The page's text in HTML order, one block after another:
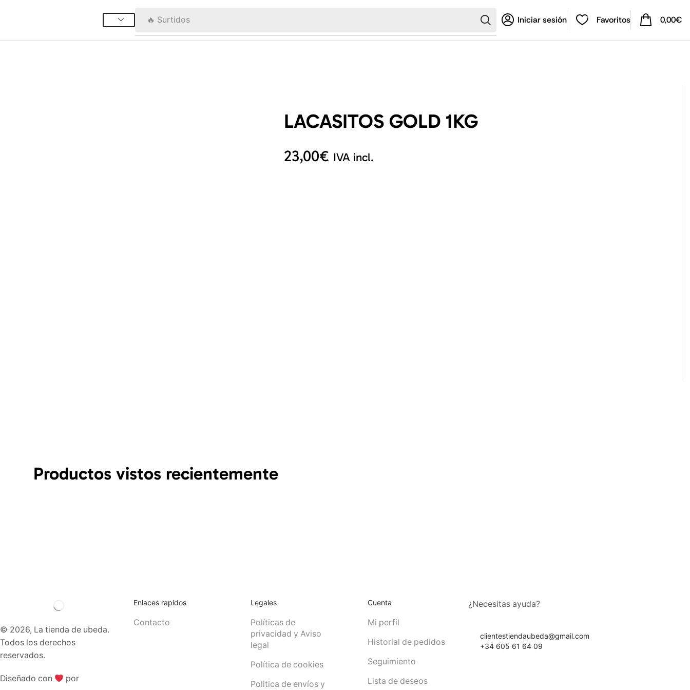
🔥 Surtidos Iniciar sesión 0 Favoritos 0,00€
LACASITOS GOLD 1KG
23,00€ IVA incl.
Productos vistos recientemente
© 2026, La tienda de ubeda.
Todos los derechos
reservados.
Diseñado con por
Enlaces rapidos
Contacto
Legales
Políticas de
privacidad y Aviso
legal
Política de cookies
Politica de envíos y
Cuenta
Mi perfil
Historial de pedidos
Seguimiento
Lista de deseos
¿Necesitas ayuda?
clientestiendaubeda@gmail.com
+34 605 61 64 09